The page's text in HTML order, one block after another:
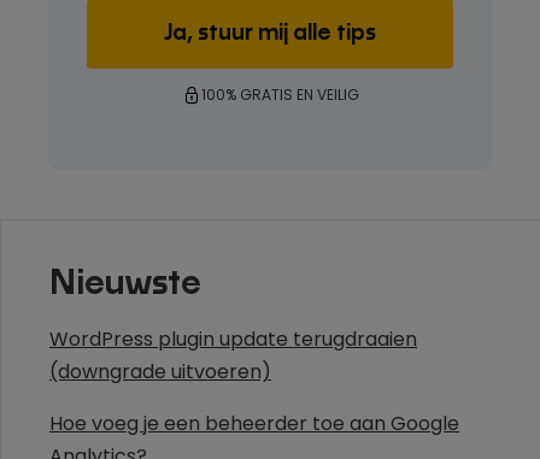
100% GRATIS EN VEILIG
Nieuwste
WordPress plugin update terugdraaien
(downgrade uitvoeren)
Hoe voeg je een beheerder toe aan Google